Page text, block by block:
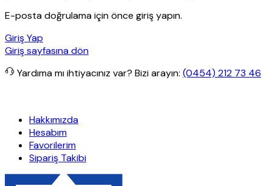
E-posta doğrulama için önce giriş yapın.
Giriş Yap
Giriş sayfasına dön
Yardıma mı ihtiyacınız var? Bizi arayın: (0454) 212 73 46
Hakkımızda
Hesabım
Favorilerim
Sipariş Takibi